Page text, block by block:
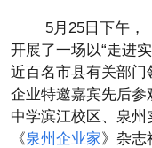
5月25日下午，
开展了一场以“走进
近百名市县有关部门
企业特邀嘉宾先后
中学滨江校区、泉
《泉州企业家》杂志